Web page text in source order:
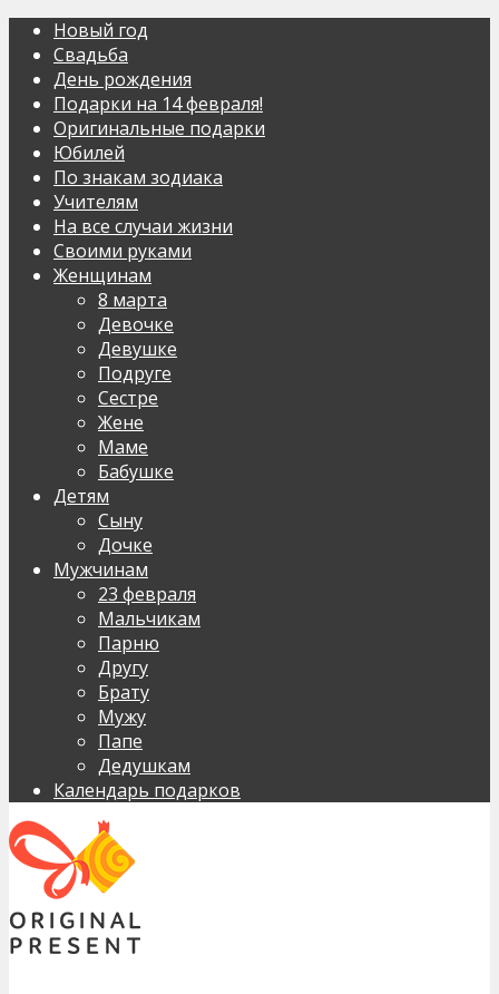
Новый год
Свадьба
День рождения
Подарки на 14 февраля!
Оригинальные подарки
Юбилей
По знакам зодиака
Учителям
На все случаи жизни
Своими руками
Женщинам
8 марта
Девочке
Девушке
Подруге
Сестре
Жене
Маме
Бабушке
Детям
Сыну
Дочке
Мужчинам
23 февраля
Мальчикам
Парню
Другу
Брату
Мужу
Папе
Дедушкам
Календарь подарков